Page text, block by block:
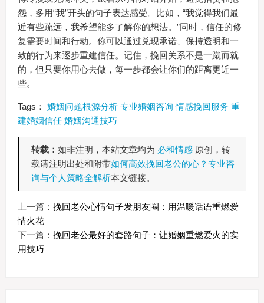
怨，多用“我”开头的句子表达感受。比如，“我觉得我们最
近有些疏远，我希望能多了解你的想法。”同时，信任的修
复需要时间和行动。你可以通过兑现承诺、保持透明和一
致的行为来逐步重建信任。记住，挽回关系不是一蹴而就
的，但只要你用心去做，每一步都会让你们的距离更近一
些。
Tags： 婚姻问题根源分析 专业婚姻咨询 情感挽回服务 重
建婚姻信任 婚姻沟通技巧
转载： 如非注明，本站文章均为 必和情感原创，转
载请注明出处和附带如何高效挽回老公的心？专业咨
询与个人策略全解析本文链接。
上一篇： 挽回老公心情句子发朋友圈：用温暖话语重燃爱
情火花
下一篇： 挽回老公最好的套路句子：让婚姻重燃爱火的实
用技巧